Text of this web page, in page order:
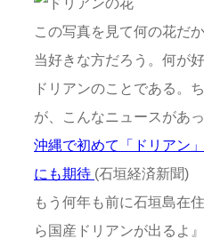
この写真を見て何の花だ
当好きな方だろう。何が
ドリアンのことである。
が、こんなニュースがあっ
沖縄で初めて「ドリアン
にも期待 (石垣経済新聞)
もう何年も前に石垣島在
ら国産ドリアンが出るよ